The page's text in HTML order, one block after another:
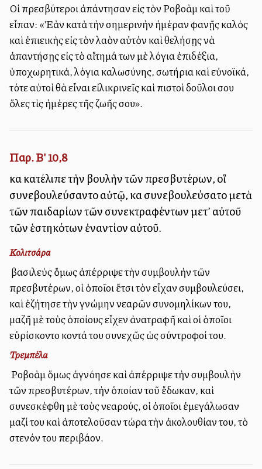
Οἱ πρεσβύτεροι ἀπάντησαν εἰς τὸν Ροβοὰμ καὶ τοῦ
εἶπαν: «Ἐὰν κατὰ τὴν σημερινὴν ἡμέραν φανῇς καλὸς
καὶ ἐπιεικὴς εἰς τὸν λαὸν αὐτὸν καὶ θελήσῃς νὰ
ἀπαντήσῃς εἰς τὸ αἴτημά των μὲ λόγια ἐπιδέξια,
ὑποχωρητικά, λόγια καλωσύνης, σωτήρια καὶ εὐνοϊκά,
τότε αὐτοὶ θὰ εἶναι εἰλικρινεῖς καὶ πιστοὶ δοῦλοι σου
ὅλες τὶς ἡμέρες τῆς ζωῆς σου».
Παρ. Β' 10,8
καὶ κατέλιπε τὴν βουλὴν τῶν πρεσβυτέρων, οἳ
συνεβουλεύσαντο αὐτῷ, καὶ συνεβουλεύσατο μετὰ
τῶν παιδαρίων τῶν συνεκτραφέντων μετ’ αὐτοῦ
τῶν ἑστηκότων ἐναντίον αὐτοῦ.
Κολιτσάρα
Ὁ βασιλεὺς ὅμως ἀπέρριψε τὴν συμβουλὴν τῶν
πρεσβυτέρων, οἱ ὁποῖοι ἔτσι τὸν εἶχαν συμβουλεύσει,
καὶ ἐζήτησε τὴν γνώμην νεαρῶν συνομηλίκων του,
μαζῆ μὲ τοὺς ὁποίους εἶχεν ἀνατραφῆ καὶ οἱ ὁποῖοι
εὑρίσκοντο κοντά του συνεχῶς ὡς σύντροφοί του.
Τρεμπέλα
Ὁ Ροβοὰμ ὅμως ἀγνόησε καὶ ἀπέρριψε τὴν συμβουλὴν
τῶν πρεσβυτέρων, τὴν ὁποίαν τοῦ ἔδωκαν, καὶ
συνεσκέφθη μὲ τοὺς νεαρούς, οἱ ὁποῖοι ἐμεγάλωσαν
μαζί του καὶ ἀποτελοῦσαν τώρα τὴν ἀκολουθίαν του, τὸ
στενόν του περιβάλλον.